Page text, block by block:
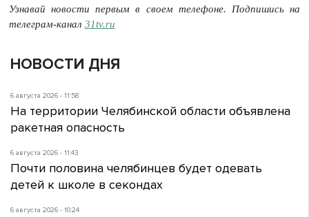
Узнавай новости первым в своем телефоне. Подпишись на
телеграм-канал 31tv.ru
НОВОСТИ ДНЯ
6 августа 2026 - 11:58
На территории Челябинской области объявлена
ракетная опасность
6 августа 2026 - 11:43
Почти половина челябинцев будет одевать
детей к школе в секондах
6 августа 2026 - 10:24